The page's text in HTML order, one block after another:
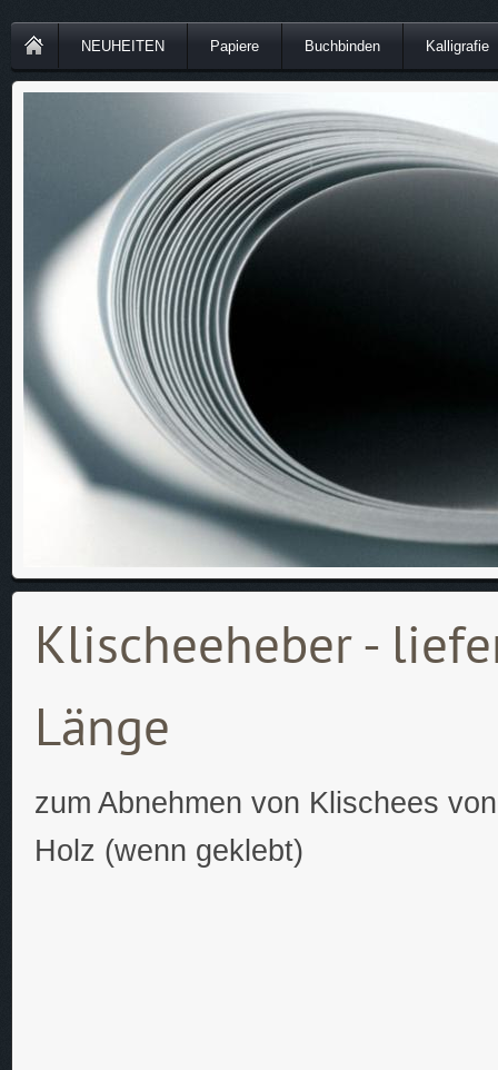
NEUHEITEN Papiere Buchbinden Kalligrafie
Klischeeheber -
Länge
zum Abnehmen von Klischees
Holz (wenn geklebt)